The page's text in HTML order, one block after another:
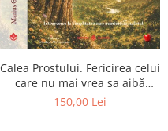
Calea Prostului. Fericirea celui
care nu mai vrea sa aibă
dreptate - Intoarcerea la
150,00 Lei